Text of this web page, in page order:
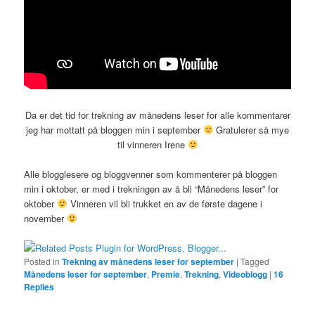
Da er det tid for trekning av månedens leser for alle kommentarer
jeg har mottatt på bloggen min i september
Gratulerer så mye
til vinneren Irene
Alle blogglesere og bloggvenner som kommenterer på bloggen
min i oktober, er med i trekningen av å bli “Månedens leser” for
oktober
Vinneren vil bli trukket en av de første dagene i
november
Posted in Trekning av månedens leser for september |Tagged
Månedens leser for september, Premie,Trekning,Videoblogg |16
Replies